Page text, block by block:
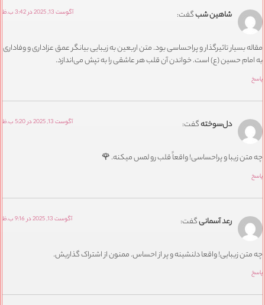
شاهین شبگفت: آگوست 13, 2025 در 3:42 ب.ظ
بسیار تاثیرگذار و پراحساسی بود. متن اربعین به زیبایی بیانگر عمق عزاداری و وفاداری
حسین (ع) است. خواندن آن قلب هر عاشقی را به تپش می‌اندازد.
دل‌سوختهگفت: آگوست 13, 2025 در 5:20 ب.ظ
زیبا و پراحساسی! واقعاً قلب رو لمس میکنه. 🌹
رعد آسمانیگفت: آگوست 13, 2025 در 9:16 ب.ظ
زیبایی! واقعا دلنشینه و پر از احساس. ممنون از اشتراک گذاریش.